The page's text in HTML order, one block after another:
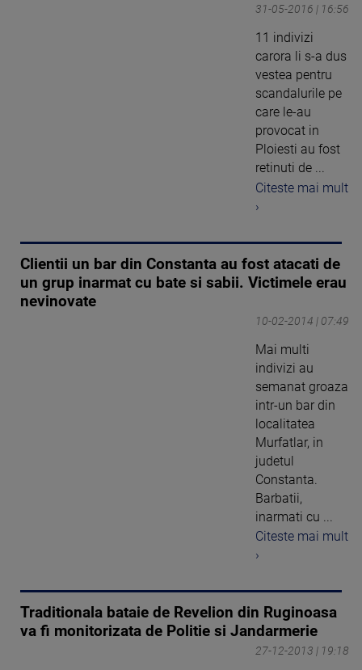
31-05-2016 | 16:56
11 indivizi
carora li s-a dus
vestea pentru
scandalurile pe
care le-au
provocat in
Ploiesti au fost
retinuti de ...
Citeste mai mult
›
Clientii un bar din Constanta au fost atacati de
un grup inarmat cu bate si sabii. Victimele erau
nevinovate
10-02-2014 | 07:49
Mai multi
indivizi au
semanat groaza
intr-un bar din
localitatea
Murfatlar, in
judetul
Constanta.
Barbatii,
inarmati cu ...
Citeste mai mult
›
Traditionala bataie de Revelion din Ruginoasa
va fi monitorizata de Politie si Jandarmerie
27-12-2013 | 19:18